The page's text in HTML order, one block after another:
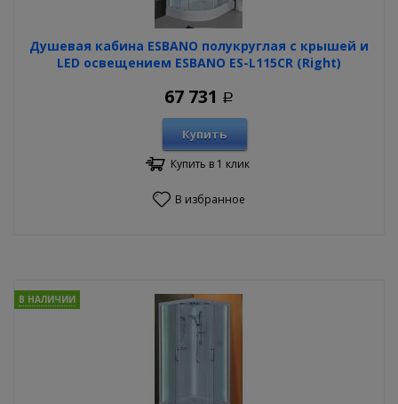
Душевая кабина ESBANO полукруглая с крышей и
LED освещением ESBANO ES-L115CR (Right)
67 731 Р
Купить
Купить в 1 клик
В избранное
В НАЛИЧИИ